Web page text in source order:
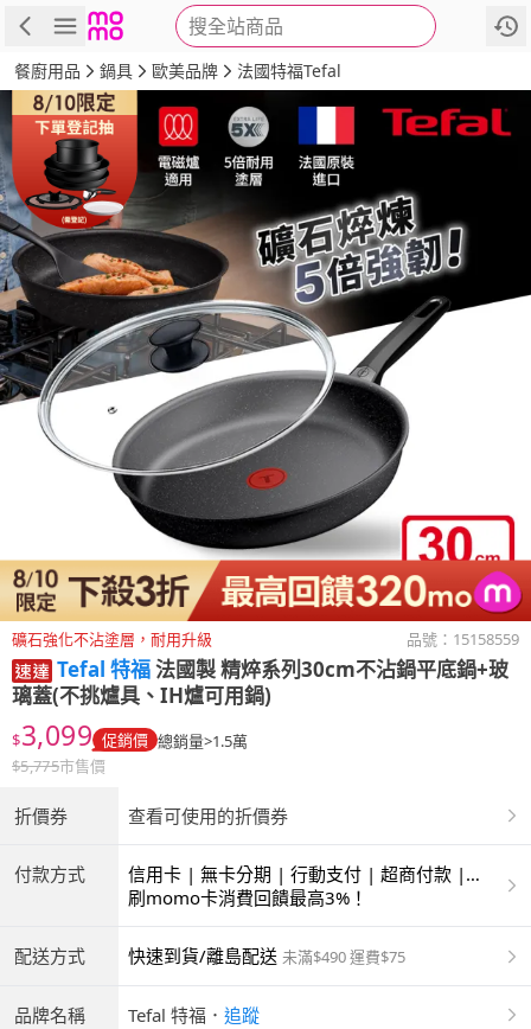
搜全站商品
商品 評價 詳情
餐廚用品 鍋具 歐美品牌 法國特福Tefal
礦石強化不沾塗層，耐用升級 品號： 15158559
Tefal 特福法國製 精焠系列30cm不沾鍋平底鍋+玻
璃蓋(不挑爐具、IH爐可用鍋)
$3,099 促銷價 總銷量>1.5萬
$5,775市售價
折價券 查看可使用的折價券
付款方式
信用卡 | 無卡分期 | 行動支付 | 超商付款 |
ATM | 銀聯卡
刷momo卡消費回饋最高3%！
配送方式 快速到貨/離島配送 未滿$490 運費$75
品牌名稱 Tefal 特福 ． 追蹤